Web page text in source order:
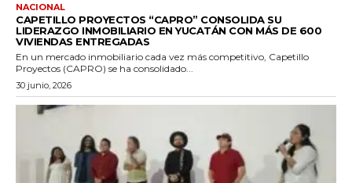
NACIONAL
CAPETILLO PROYECTOS “CAPRO” CONSOLIDA SU
LIDERAZGO INMOBILIARIO EN YUCATÁN CON MÁS DE 600
VIVIENDAS ENTREGADAS
En un mercado inmobiliario cada vez más competitivo, Capetillo
Proyectos (CAPRO) se ha consolidado...
30 junio, 2026